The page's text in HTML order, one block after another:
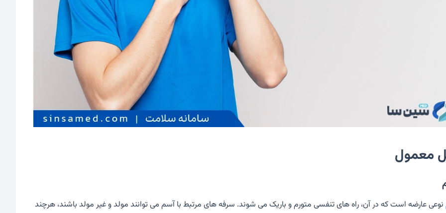
معمول
نوعی عارضه است که در آن، راه های تنفسی متورم و باریک می شوند. سرفه های مرتبط با آسم می توانند مولد و غیر مولد باشند، هرچند